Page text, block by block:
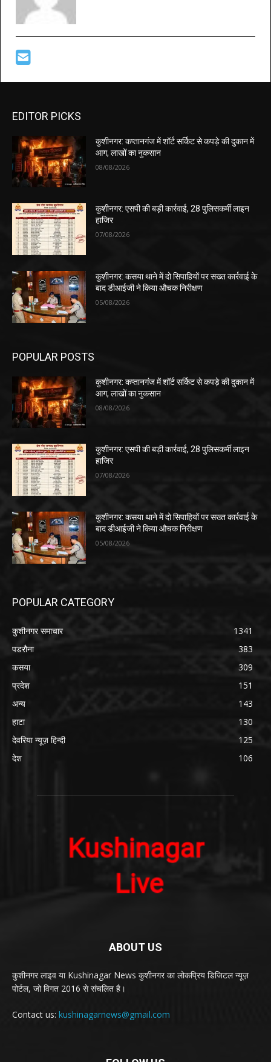
EDITOR PICKS
कुशीनगर: कप्तानगंज में शॉर्ट सर्किट से कपड़े की दुकान में
आग, लाखों का नुकसान
08/08/2026
कुशीनगर: एसपी की बड़ी कार्रवाई, 28 पुलिसकर्मी लाइन
हाजिर
07/08/2026
कुशीनगर: कसया थाने में दो सिपाहियों पर सख्त कार्रवाई के
बाद डीआईजी ने किया औचक निरीक्षण
05/08/2026
POPULAR POSTS
कुशीनगर: कप्तानगंज में शॉर्ट सर्किट से कपड़े की दुकान में
आग, लाखों का नुकसान
08/08/2026
कुशीनगर: एसपी की बड़ी कार्रवाई, 28 पुलिसकर्मी लाइन
हाजिर
07/08/2026
कुशीनगर: कसया थाने में दो सिपाहियों पर सख्त कार्रवाई के
बाद डीआईजी ने किया औचक निरीक्षण
05/08/2026
POPULAR CATEGORY
कुशीनगर समाचार
1341
पडरौना
383
कसया
309
प्रदेश
151
अन्य
143
हाटा
130
देवरिया न्यूज़ हिन्दी
125
देश
106
ABOUT US
कुशीनगर लाइव या Kushinagar News कुशीनगर का लोकप्रिय डिजिटल न्यूज़
पोर्टल, जो विगत 2016 से संचलित है।
Contact us: kushinagarnews@gmail.com